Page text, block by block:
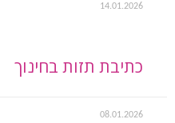
14.01.2026
כתיבת תזות בחינוך
08.01.2026